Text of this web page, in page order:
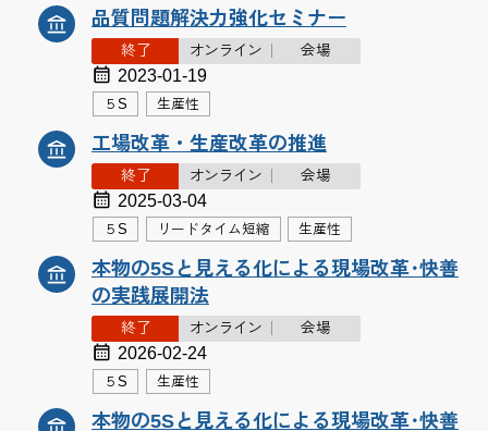
品質問題解決力強化セミナー
終了 オンライン 会場
2023-01-19
５S 生産性
工場改革・生産改革の推進
終了 オンライン 会場
2025-03-04
５S リードタイム短縮 生産性
本物の5Sと見える化による現場改革･快善
の実践展開法
終了 オンライン 会場
2026-02-24
５S 生産性
本物の5Sと見える化による現場改革･快善